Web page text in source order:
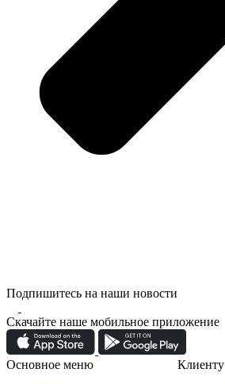
Подпишитесь на наши новости
Скачайте наше мобильное приложение
Основное меню
Клиенту